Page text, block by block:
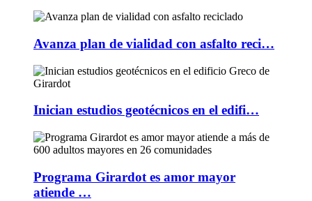
Avanza plan de vialidad con asfalto reci…
Inician estudios geotécnicos en el edifi…
Programa Girardot es amor mayor
atiende …